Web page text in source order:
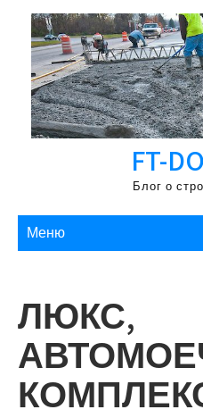
Перейти
содержимому
FT-
Блог о
Меню
ЛЮКС,